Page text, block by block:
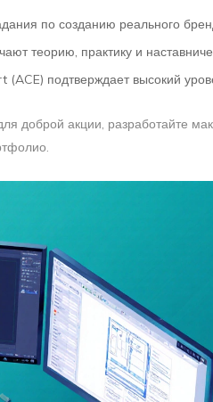
по созданию реального
теорию, практику и
подтверждает высокий
доброй акции, разработайте